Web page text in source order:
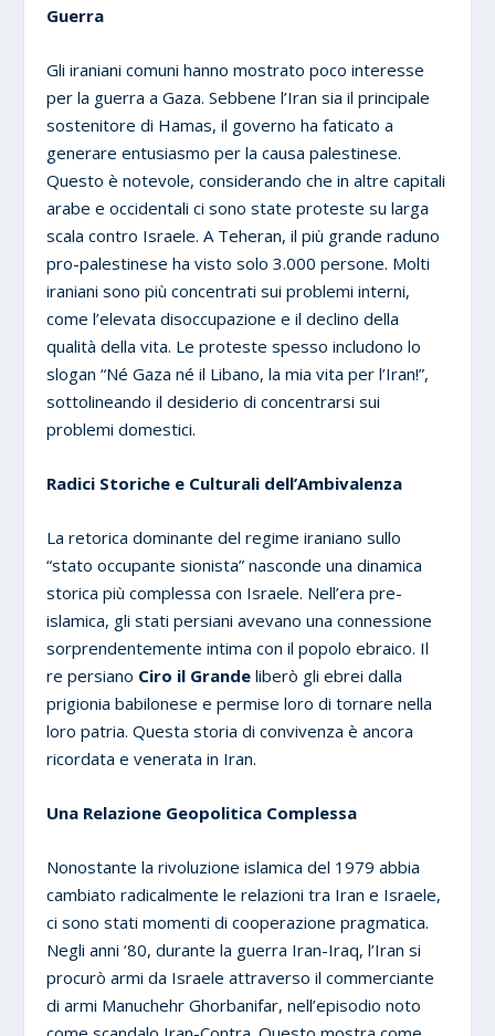
Guerra
Gli iraniani comuni hanno mostrato poco interesse
per la guerra a Gaza. Sebbene l’Iran sia il principale
sostenitore di Hamas, il governo ha faticato a
generare entusiasmo per la causa palestinese.
Questo è notevole, considerando che in altre capitali
arabe e occidentali ci sono state proteste su larga
scala contro Israele. A Teheran, il più grande raduno
pro-palestinese ha visto solo 3.000 persone. Molti
iraniani sono più concentrati sui problemi interni,
come l’elevata disoccupazione e il declino della
qualità della vita. Le proteste spesso includono lo
slogan “Né Gaza né il Libano, la mia vita per l’Iran!”,
sottolineando il desiderio di concentrarsi sui
problemi domestici.
Radici Storiche e Culturali dell’Ambivalenza
La retorica dominante del regime iraniano sullo
“stato occupante sionista” nasconde una dinamica
storica più complessa con Israele. Nell’era pre-
islamica, gli stati persiani avevano una connessione
sorprendentemente intima con il popolo ebraico. Il
re persiano Ciro il Grande liberò gli ebrei dalla
prigionia babilonese e permise loro di tornare nella
loro patria. Questa storia di convivenza è ancora
ricordata e venerata in Iran.
Una Relazione Geopolitica Complessa
Nonostante la rivoluzione islamica del 1979 abbia
cambiato radicalmente le relazioni tra Iran e Israele,
ci sono stati momenti di cooperazione pragmatica.
Negli anni ‘80, durante la guerra Iran-Iraq, l’Iran si
procurò armi da Israele attraverso il commerciante
di armi Manuchehr Ghorbanifar, nell’episodio noto